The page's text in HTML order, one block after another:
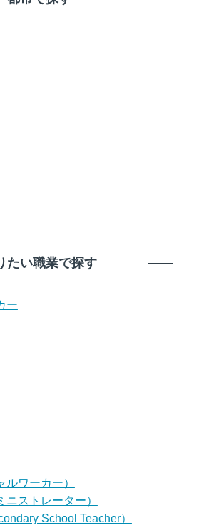
たい職業で探す
ー
ワーカー）
ストレーター）
School Teacher）